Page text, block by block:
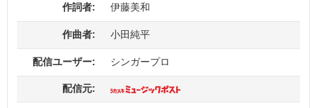
作詞者: 伊藤美和
作曲者: 小田純平
配信ユーザー: シンガープロ
配信元: